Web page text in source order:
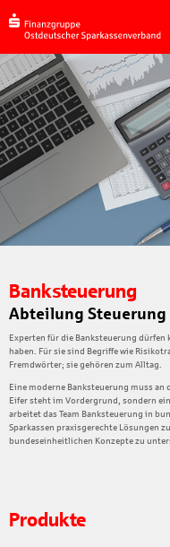
Banksteuerung
Abteilung Steuerung
Experten für die Banksteuerung dürfen
haben. Für sie sind Begriffe wie
Fremdwörter; sie gehören zum Alltag.
Eine moderne Banksteuerung muss
Eifer steht im Vordergrund, sondern
arbeitet das Team Banksteuerung in
Sparkassen praxisgerechte Lösungen
bundeseinheitlichen Konzepte zu
Produkte